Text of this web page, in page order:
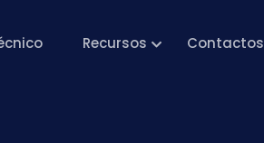
Recursos Contactos